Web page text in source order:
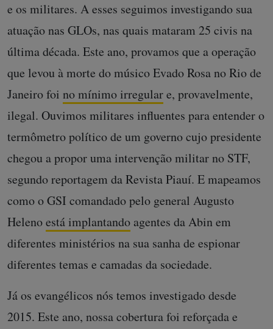
e os militares. A esses seguimos investigando sua
atuação nas GLOs, nas quais mataram 25 civis na
última década. Este ano, provamos que a operação
que levou à morte do músico Evado Rosa no Rio de
Janeiro foi no mínimo irregulare, provavelmente,
ilegal. Ouvimos militares influentes para entender o
termômetro político de um governo cujo presidente
chegou a propor uma intervenção militar no STF,
segundo reportagem da Revista Piauí. E mapeamos
como o GSI comandado pelo general Augusto
Helenoestá implantando agentes da Abin em
diferentes ministérios na sua sanha de espionar
diferentes temas e camadas da sociedade.
Já os evangélicos nós temos investigado desde
2015. Este ano, nossa cobertura foi reforçada e